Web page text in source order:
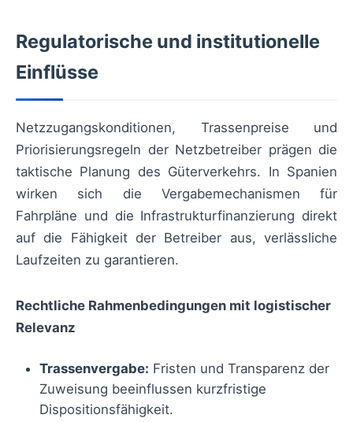
Regulatorische und institutionelle
Einflüsse
Netzzugangskonditionen, Trassenpreise und
Priorisierungsregeln der Netzbetreiber prägen die
taktische Planung des Güterverkehrs. In Spanien
wirken sich die Vergabemechanismen für
Fahrpläne und die Infrastrukturfinanzierung direkt
auf die Fähigkeit der Betreiber aus, verlässliche
Laufzeiten zu garantieren.
Rechtliche Rahmenbedingungen mit logistischer
Relevanz
Trassenvergabe: Fristen und Transparenz der
Zuweisung beeinflussen kurzfristige
Dispositionsfähigkeit.